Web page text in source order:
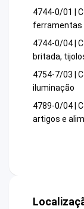
4744-0/01 |
ferramentas
4744-0/04 |
britada,
4754-7/03 |
iluminação
4789-0/04 |
artigos e